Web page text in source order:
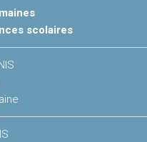
scolaires